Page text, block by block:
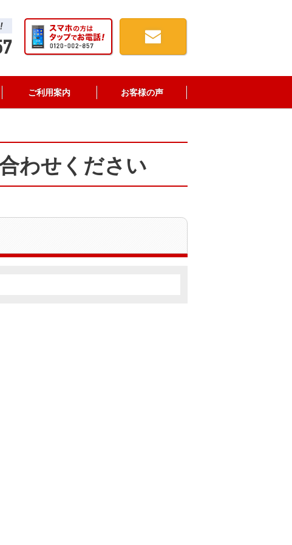
ご利用案内 お客様の声
わせください